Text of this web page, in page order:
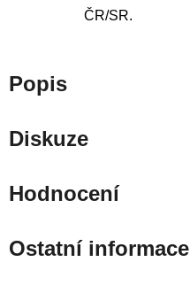
ČR/SR.
Popis
Diskuze
Hodnocení
Ostatní informace